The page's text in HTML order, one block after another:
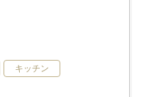
キッチン